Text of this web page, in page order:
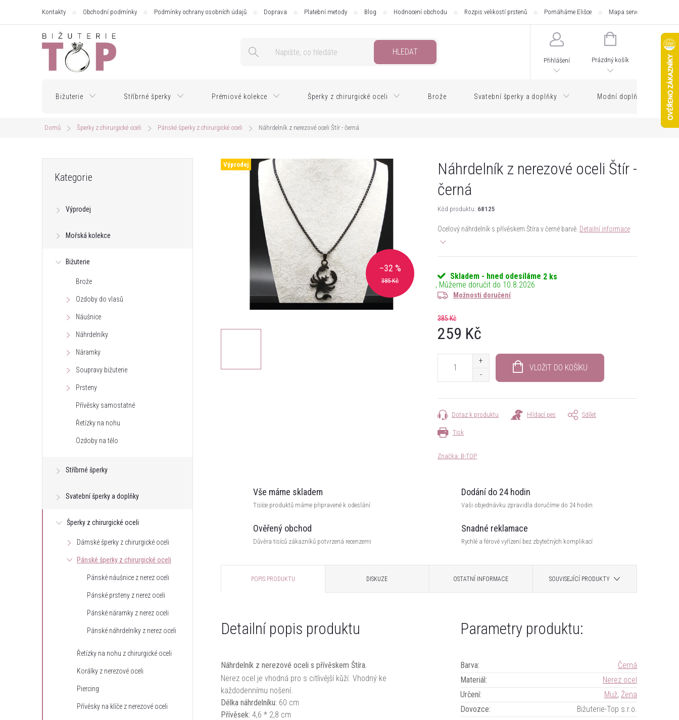
Kontakty Obchodní podmínky Podmínky ochrany osobních údajů Doprava Platební metody Blog Hodnocení obchodu Rozpis velikostí prstenů Pomáháme Elišce Mapa serveru
HLEDAT
Přihlášení
NÁKUPNÍ
Prázdný košík
Bižuterie Stříbrné šperky Prémiové kolekce Šperky z chirurgické oceli Brože Svatební šperky a doplňky Modní doplňky
Domů Šperky z chirurgické oceli Pánské šperky z chirurgické oceli Náhrdelník z nerezové oceli Štír - černá
kategorie
Kategorie
Výprodej
Mořská kolekce
Bižuterie
Brože
Ozdoby do vlasů
Náušnice
Náhrdelníky
Náramky
Soupravy bižuterie
Prsteny
Přívěsky samostatné
Řetízky na nohu
Ozdoby na tělo
Stříbrné šperky
Svatební šperky a doplňky
Šperky z chirurgické oceli
Dámské šperky z chirurgické oceli
Pánské šperky z chirurgické oceli
Pánské náušnice z nerez oceli
Pánské prsteny z nerez oceli
Pánské náramky z nerez oceli
Pánské náhrdelníky z nerez oceli
Řetízky na nohu z chirurgické oceli
Korálky z nerezové oceli
Piercing
Přívěsky na klíče z nerezové oceli
Výprodej
385 Kč
–32 %
Náhrdelník z nerezové oceli Štír -
černá
Kód produktu: 68125
Ocelový náhrdelník s přívěskem Štíra v černé barvě. Detailní informace
Skladem - hned odesíláme 2 ks
10.8.2026
Možnosti doručení
385 Kč
259 Kč
VLOŽIT DO KOŠÍKU
Tisk
Dotaz k produktu Hlídací pes Sdílet
Značka: B-TOP
Vše máme skladem
Tisíce produktů máme připravené k odeslání
Dodání do 24 hodin
Vaši objednávku zpravidla doručíme do 24 hodin
Ověřený obchod
Důvěra tisíců zákazníků potvrzená recenzemi
Snadné reklamace
Rychlé a férové vyřízení bez zbytečných komplikací
POPIS PRODUKTU DISKUZE OSTATNÍ INFORMACE SOUVISEJÍCÍ PRODUKTY
Detailní popis produktu
Náhrdelník z nerezové oceli s přívěskem Štíra.
Nerez ocel je vhodná pro s citlivější kůží. Vhodný ke
každodennímu nošení.
Délka náhrdelníku: 60 cm
Přívěsek: 4,6 * 2,8 cm
Parametry produktu:
Barva:
Černá
Materiál:
Nerez ocel
Určení: Muž, Žena
Dovozce: Bižuterie-Top s.r.o.